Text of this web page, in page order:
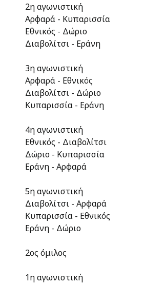
2η αγωνιστική
Αρφαρά - Κυπαρισσία
Εθνικός - Δώριο
Διαβολίτσι - Εράνη
3η αγωνιστική
Αρφαρά - Εθνικός
Διαβολίτσι - Δώριο
Κυπαρισσία - Εράνη
4η αγωνιστική
Εθνικός - Διαβολίτσι
Δώριο - Κυπαρισσία
Εράνη - Αρφαρά
5η αγωνιστική
Διαβολίτσι - Αρφαρά
Κυπαρισσία - Εθνικός
Εράνη - Δώριο
2ος όμιλος
1η αγωνιστική